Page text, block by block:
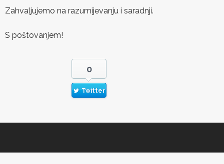
Zahvaljujemo na razumijevanju i saradnji.
S poštovanjem!
0
Twitter